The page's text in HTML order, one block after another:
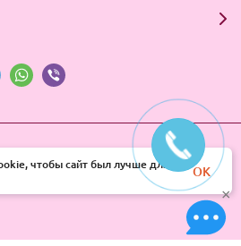
Все права защищены
чтобы сайт был лучше для
OK
×